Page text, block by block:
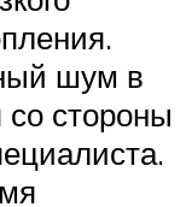
шум в
со стороны